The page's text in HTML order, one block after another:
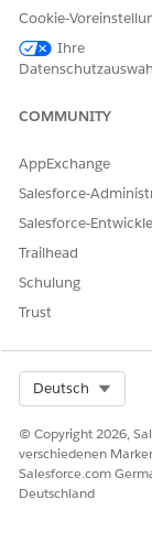
automatisch
Lesen Sie die
Wählen Sie
Wählen Sie
diese Variable
Speichern
Schließen Sie
KONNTEN SIE
Geben Sie uns
Cookie-
Ihre
COMMUNITY
AppExchange
Salesforce-
Salesforce-
Trailhead
Schulung
Trust
Deutsch
© Copyright 2026,
verschiedenen
Salesforce.com
Deutschland